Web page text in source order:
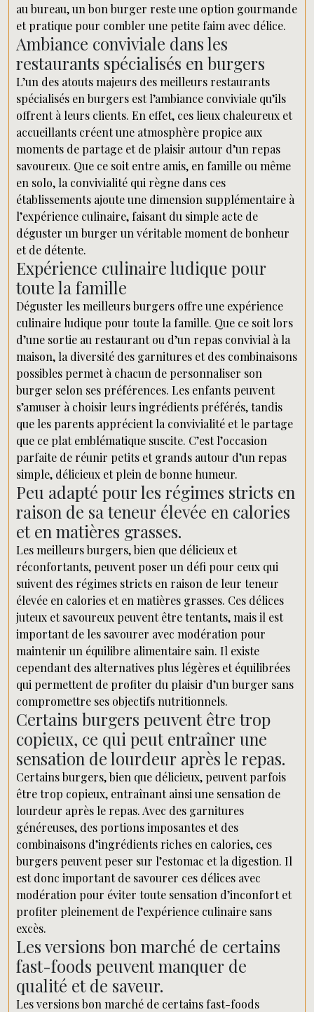
au bureau, un bon burger reste une option gourmande
et pratique pour combler une petite faim avec délice.
Ambiance conviviale dans les
restaurants spécialisés en burgers
L’un des atouts majeurs des meilleurs restaurants
spécialisés en burgers est l’ambiance conviviale qu’ils
offrent à leurs clients. En effet, ces lieux chaleureux et
accueillants créent une atmosphère propice aux
moments de partage et de plaisir autour d’un repas
savoureux. Que ce soit entre amis, en famille ou même
en solo, la convivialité qui règne dans ces
établissements ajoute une dimension supplémentaire à
l’expérience culinaire, faisant du simple acte de
déguster un burger un véritable moment de bonheur
et de détente.
Expérience culinaire ludique pour
toute la famille
Déguster les meilleurs burgers offre une expérience
culinaire ludique pour toute la famille. Que ce soit lors
d’une sortie au restaurant ou d’un repas convivial à la
maison, la diversité des garnitures et des combinaisons
possibles permet à chacun de personnaliser son
burger selon ses préférences. Les enfants peuvent
s’amuser à choisir leurs ingrédients préférés, tandis
que les parents apprécient la convivialité et le partage
que ce plat emblématique suscite. C’est l’occasion
parfaite de réunir petits et grands autour d’un repas
simple, délicieux et plein de bonne humeur.
Peu adapté pour les régimes stricts en
raison de sa teneur élevée en calories
et en matières grasses.
Les meilleurs burgers, bien que délicieux et
réconfortants, peuvent poser un défi pour ceux qui
suivent des régimes stricts en raison de leur teneur
élevée en calories et en matières grasses. Ces délices
juteux et savoureux peuvent être tentants, mais il est
important de les savourer avec modération pour
maintenir un équilibre alimentaire sain. Il existe
cependant des alternatives plus légères et équilibrées
qui permettent de profiter du plaisir d’un burger sans
compromettre ses objectifs nutritionnels.
Certains burgers peuvent être trop
copieux, ce qui peut entraîner une
sensation de lourdeur après le repas.
Certains burgers, bien que délicieux, peuvent parfois
être trop copieux, entraînant ainsi une sensation de
lourdeur après le repas. Avec des garnitures
généreuses, des portions imposantes et des
combinaisons d’ingrédients riches en calories, ces
burgers peuvent peser sur l’estomac et la digestion. Il
est donc important de savourer ces délices avec
modération pour éviter toute sensation d’inconfort et
profiter pleinement de l’expérience culinaire sans
excès.
Les versions bon marché de certains
fast-foods peuvent manquer de
qualité et de saveur.
Les versions bon marché de certains fast-foods